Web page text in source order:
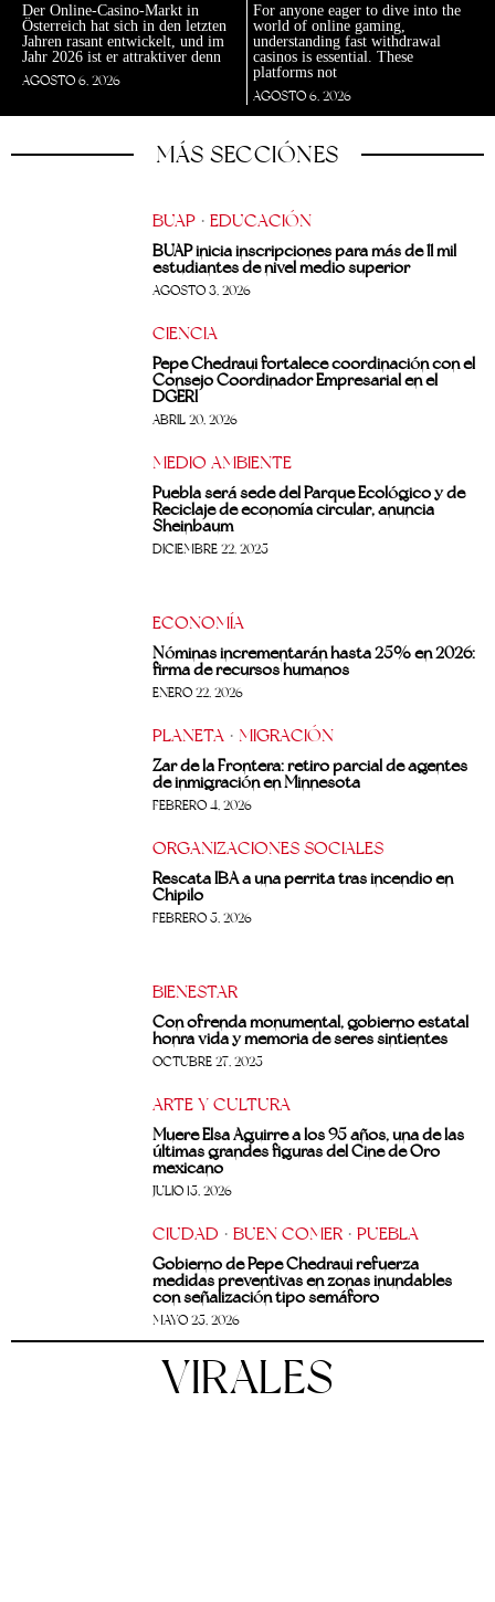
Der Online-Casino-Markt in
Österreich hat sich in den letzten
Jahren rasant entwickelt, und im
Jahr 2026 ist er attraktiver denn
AGOSTO 6, 2026
For anyone eager to dive into the
world of online gaming,
understanding fast withdrawal
casinos is essential. These
platforms not
AGOSTO 6, 2026
MÁS SECCIÓNES
BUAP · EDUCACIÓN
BUAP inicia inscripciones para más de 11 mil
estudiantes de nivel medio superior
AGOSTO 3, 2026
CIENCIA
Pepe Chedraui fortalece coordinación con el
Consejo Coordinador Empresarial en el
DGERI
ABRIL 20, 2026
MEDIO AMBIENTE
Puebla será sede del Parque Ecológico y de
Reciclaje de economía circular, anuncia
Sheinbaum
DICIEMBRE 22, 2025
ECONOMÍA
Nóminas incrementarán hasta 25% en 2026:
firma de recursos humanos
ENERO 22, 2026
PLANETA · MIGRACIÓN
Zar de la Frontera: retiro parcial de agentes
de inmigración en Minnesota
FEBRERO 4, 2026
ORGANIZACIONES SOCIALES
Rescata IBA a una perrita tras incendio en
Chipilo
FEBRERO 5, 2026
BIENESTAR
Con ofrenda monumental, gobierno estatal
honra vida y memoria de seres sintientes
OCTUBRE 27, 2025
ARTE Y CULTURA
Muere Elsa Aguirre a los 95 años, una de las
últimas grandes figuras del Cine de Oro
mexicano
JULIO 15, 2026
CIUDAD · BUEN COMER · PUEBLA
Gobierno de Pepe Chedraui refuerza
medidas preventivas en zonas inundables
con señalización tipo semáforo
MAYO 25, 2026
VIRALES